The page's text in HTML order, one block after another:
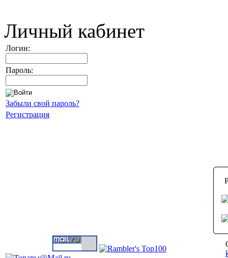
Личный кабинет
Логин:
Пароль:
Забыли свой пароль?
Регистрация